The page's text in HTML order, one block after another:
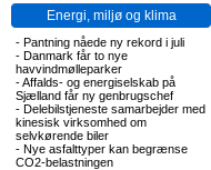
Energi, miljø og klima
- Pantning nåede ny rekord i juli
- Danmark får to nye
havvindmølleparker
-Affalds- og energiselskab på
Sjælland får ny genbrugschef
- Delebilstjeneste samarbejder med
kinesisk virksomhed om
selvkørende biler
- Nye asfalttyper kan begrænse
CO2-belastningen